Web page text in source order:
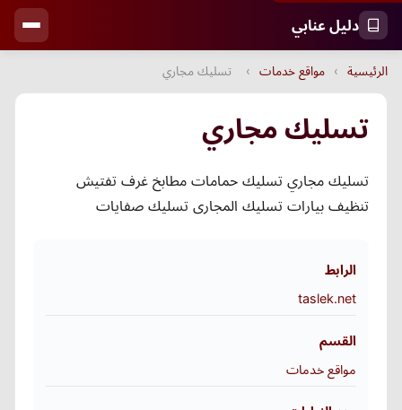
دليل عنابي
الرئيسية › مواقع خدمات › تسليك مجاري
تسليك مجاري
تسليك مجاري تسليك حمامات مطابخ غرف تفتيش
تنظيف بيارات تسليك المجارى تسليك صفايات
الرابط
taslek.net
القسم
مواقع خدمات